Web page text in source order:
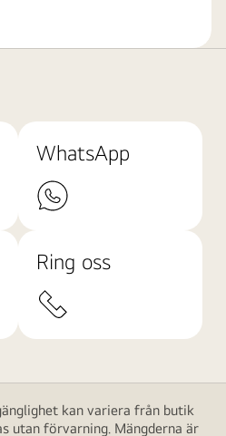
WhatsApp
Ring oss
kan variera från butik
utan förvarning. Mängderna är